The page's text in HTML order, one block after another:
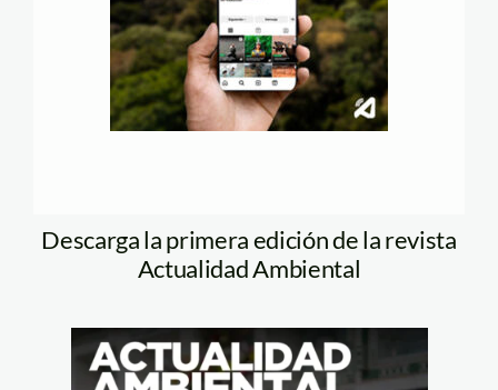
Descarga la primera edición de la revista
Actualidad Ambiental